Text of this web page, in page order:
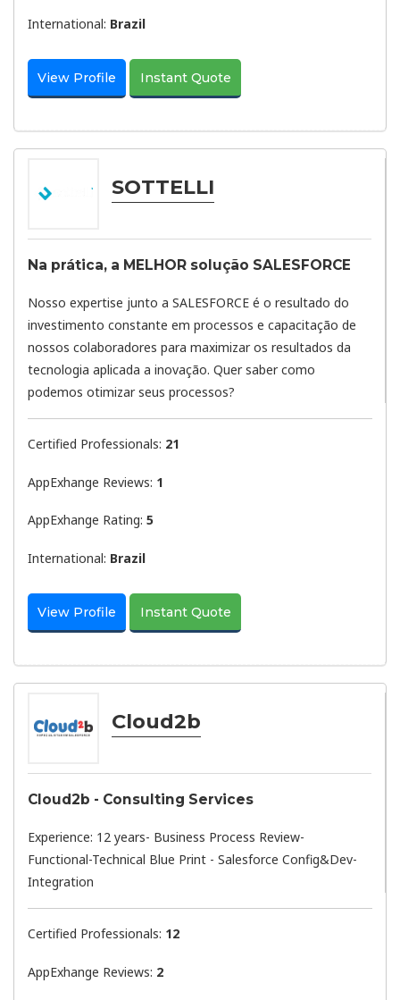
International: Brazil
View Profile Instant Quote
SOTTELLI
Na prática, a MELHOR solução SALESFORCE
Nosso expertise junto a SALESFORCE é o resultado do
investimento constante em processos e capacitação de
nossos colaboradores para maximizar os resultados da
tecnologia aplicada a inovação. Quer saber como
podemos otimizar seus processos?
Certified Professionals: 21
AppExhange Reviews: 1
AppExhange Rating: 5
International: Brazil
View Profile Instant Quote
Cloud2b
Cloud2b - Consulting Services
Experience: 12 years- Business Process Review-
Functional-Technical Blue Print - Salesforce Config&Dev-
Integration
Certified Professionals: 12
AppExhange Reviews: 2